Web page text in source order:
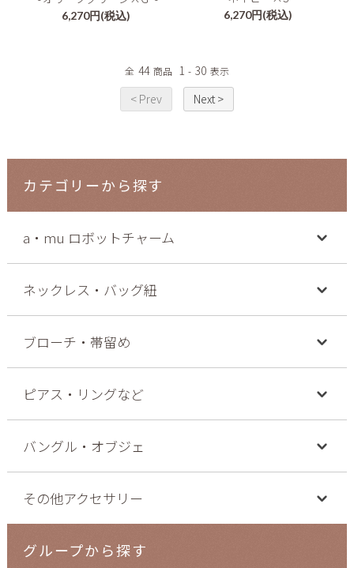
6,270円(税込) 6,270円(税込)
全 44 商品 1 - 30 表示
< Prev Next >
カテゴリーから探す
a・mu ロボットチャーム
ネックレス・バッグ紐
ブローチ・帯留め
ピアス・リングなど
バングル・オブジェ
その他アクセサリー
グループから探す